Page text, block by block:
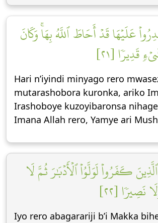
عَلَيۡهَا قَدۡ أَحَاطَ ٱللَّهُ بِهَاۚ وَكَانَ
قَدِيرٗا [٢١]
Hari n’iyindi minyago rero
mutarashobora kuronka, ariko
Irashoboye kuzoyibaronsa
Imana Allah rero, Yamye ari
كَفَرُواْ لَوَلَّوُاْ ٱلۡأَدۡبَٰرَ ثُمَّ لَا
نَصِيرٗا [٢٢]
Iyo rero abagarariji b’i Makka